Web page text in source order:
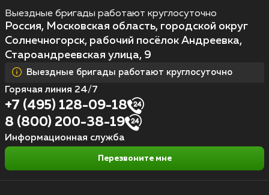
Выездные бригады работают круглосуточно
Россия, Московская область, городской округ
Солнечногорск, рабочий посёлок Андреевка,
Староандреевская улица, 9
Выездные бригады работают круглосуточно
Горячая линия 24/7
+7 (495) 128-09-18
8 (800) 200-38-19
Информационная служба
Перезвоните мне